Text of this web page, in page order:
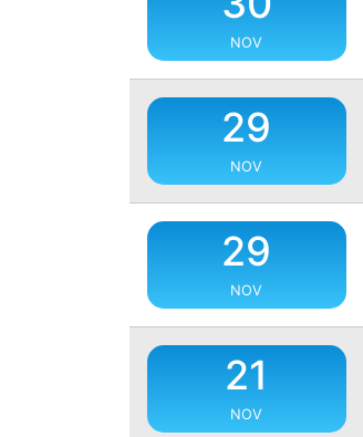
NOV
29
NOV
29
NOV
21
NOV